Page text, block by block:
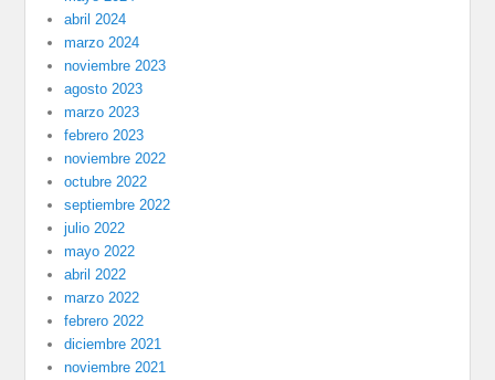
abril 2024
marzo 2024
noviembre 2023
agosto 2023
marzo 2023
febrero 2023
noviembre 2022
octubre 2022
septiembre 2022
julio 2022
mayo 2022
abril 2022
marzo 2022
febrero 2022
diciembre 2021
noviembre 2021